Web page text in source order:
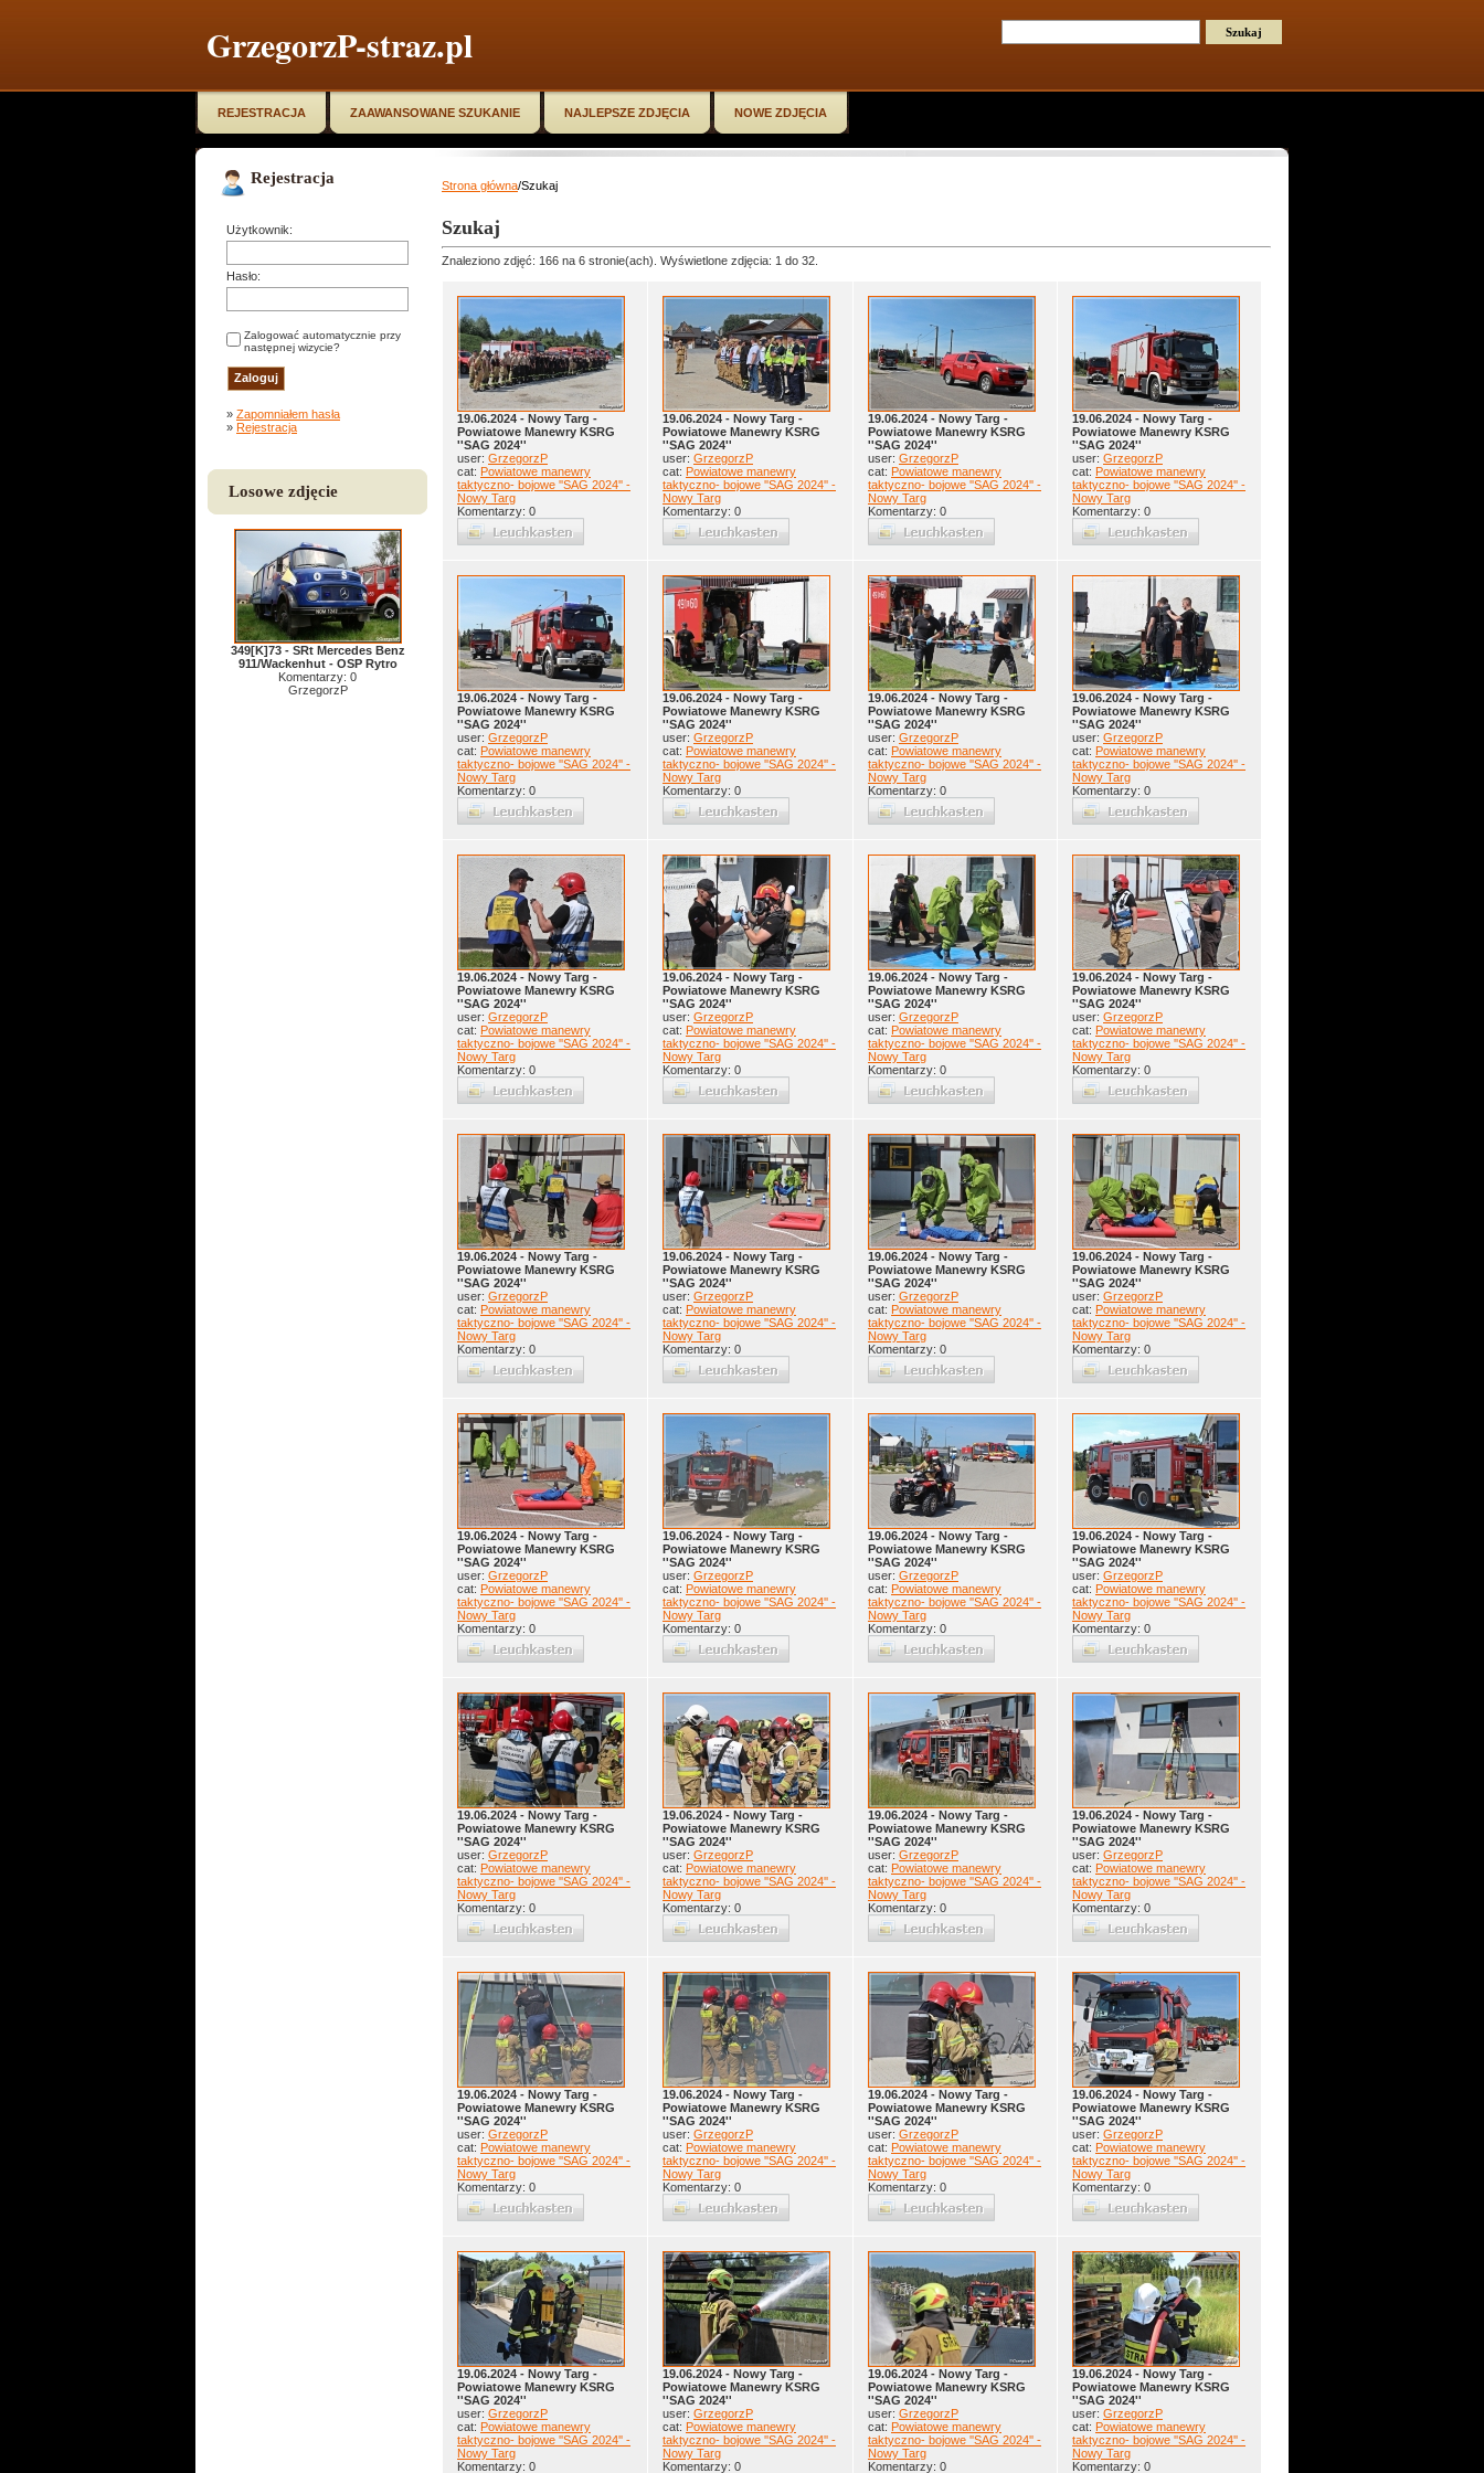
GrzegorzP-straz.pl
REJESTRACJA ZAAWANSOWANE SZUKANIE NAJLEPSZE ZDJĘCIA NOWE ZDJĘCIA
Rejestracja
Użytkownik:
Hasło:
Zalogować automatycznie przy
następnej wizycie?
» Zapomniałem hasła
» Rejestracja
Losowe zdjęcie
349[K]73 - SRt Mercedes Benz
911/Wackenhut - OSP Rytro
Komentarzy: 0
GrzegorzP
Strona główna/Szukaj
Szukaj
Znaleziono zdjęć: 166 na 6 stronie(ach). Wyświetlone zdjęcia: 1 do 32.
19.06.2024 - Nowy Targ -
Powiatowe Manewry KSRG
''SAG 2024''
user: GrzegorzP
cat: Powiatowe manewry
taktyczno- bojowe ''SAG 2024'' -
Nowy Targ
Komentarzy: 0
19.06.2024 - Nowy Targ -
Powiatowe Manewry KSRG
''SAG 2024''
user: GrzegorzP
cat: Powiatowe manewry
taktyczno- bojowe ''SAG 2024'' -
Nowy Targ
Komentarzy: 0
19.06.2024 - Nowy Targ -
Powiatowe Manewry KSRG
''SAG 2024''
user: GrzegorzP
cat: Powiatowe manewry
taktyczno- bojowe ''SAG 2024'' -
Nowy Targ
Komentarzy: 0
19.06.2024 - Nowy Targ -
Powiatowe Manewry KSRG
''SAG 2024''
user: GrzegorzP
cat: Powiatowe manewry
taktyczno- bojowe ''SAG 2024'' -
Nowy Targ
Komentarzy: 0
19.06.2024 - Nowy Targ -
Powiatowe Manewry KSRG
''SAG 2024''
user: GrzegorzP
cat: Powiatowe manewry
taktyczno- bojowe ''SAG 2024'' -
Nowy Targ
Komentarzy: 0
19.06.2024 - Nowy Targ -
Powiatowe Manewry KSRG
''SAG 2024''
user: GrzegorzP
cat: Powiatowe manewry
taktyczno- bojowe ''SAG 2024'' -
Nowy Targ
Komentarzy: 0
19.06.2024 - Nowy Targ -
Powiatowe Manewry KSRG
''SAG 2024''
user: GrzegorzP
cat: Powiatowe manewry
taktyczno- bojowe ''SAG 2024'' -
Nowy Targ
Komentarzy: 0
19.06.2024 - Nowy Targ -
Powiatowe Manewry KSRG
''SAG 2024''
user: GrzegorzP
cat: Powiatowe manewry
taktyczno- bojowe ''SAG 2024'' -
Nowy Targ
Komentarzy: 0
19.06.2024 - Nowy Targ -
Powiatowe Manewry KSRG
''SAG 2024''
user: GrzegorzP
cat: Powiatowe manewry
taktyczno- bojowe ''SAG 2024'' -
Nowy Targ
Komentarzy: 0
19.06.2024 - Nowy Targ -
Powiatowe Manewry KSRG
''SAG 2024''
user: GrzegorzP
cat: Powiatowe manewry
taktyczno- bojowe ''SAG 2024'' -
Nowy Targ
Komentarzy: 0
19.06.2024 - Nowy Targ -
Powiatowe Manewry KSRG
''SAG 2024''
user: GrzegorzP
cat: Powiatowe manewry
taktyczno- bojowe ''SAG 2024'' -
Nowy Targ
Komentarzy: 0
19.06.2024 - Nowy Targ -
Powiatowe Manewry KSRG
''SAG 2024''
user: GrzegorzP
cat: Powiatowe manewry
taktyczno- bojowe ''SAG 2024'' -
Nowy Targ
Komentarzy: 0
19.06.2024 - Nowy Targ -
Powiatowe Manewry KSRG
''SAG 2024''
user: GrzegorzP
cat: Powiatowe manewry
taktyczno- bojowe ''SAG 2024'' -
Nowy Targ
Komentarzy: 0
19.06.2024 - Nowy Targ -
Powiatowe Manewry KSRG
''SAG 2024''
user: GrzegorzP
cat: Powiatowe manewry
taktyczno- bojowe ''SAG 2024'' -
Nowy Targ
Komentarzy: 0
19.06.2024 - Nowy Targ -
Powiatowe Manewry KSRG
''SAG 2024''
user: GrzegorzP
cat: Powiatowe manewry
taktyczno- bojowe ''SAG 2024'' -
Nowy Targ
Komentarzy: 0
19.06.2024 - Nowy Targ -
Powiatowe Manewry KSRG
''SAG 2024''
user: GrzegorzP
cat: Powiatowe manewry
taktyczno- bojowe ''SAG 2024'' -
Nowy Targ
Komentarzy: 0
19.06.2024 - Nowy Targ -
Powiatowe Manewry KSRG
''SAG 2024''
user: GrzegorzP
cat: Powiatowe manewry
taktyczno- bojowe ''SAG 2024'' -
Nowy Targ
Komentarzy: 0
19.06.2024 - Nowy Targ -
Powiatowe Manewry KSRG
''SAG 2024''
user: GrzegorzP
cat: Powiatowe manewry
taktyczno- bojowe ''SAG 2024'' -
Nowy Targ
Komentarzy: 0
19.06.2024 - Nowy Targ -
Powiatowe Manewry KSRG
''SAG 2024''
user: GrzegorzP
cat: Powiatowe manewry
taktyczno- bojowe ''SAG 2024'' -
Nowy Targ
Komentarzy: 0
19.06.2024 - Nowy Targ -
Powiatowe Manewry KSRG
''SAG 2024''
user: GrzegorzP
cat: Powiatowe manewry
taktyczno- bojowe ''SAG 2024'' -
Nowy Targ
Komentarzy: 0
19.06.2024 - Nowy Targ -
Powiatowe Manewry KSRG
''SAG 2024''
user: GrzegorzP
cat: Powiatowe manewry
taktyczno- bojowe ''SAG 2024'' -
Nowy Targ
Komentarzy: 0
19.06.2024 - Nowy Targ -
Powiatowe Manewry KSRG
''SAG 2024''
user: GrzegorzP
cat: Powiatowe manewry
taktyczno- bojowe ''SAG 2024'' -
Nowy Targ
Komentarzy: 0
19.06.2024 - Nowy Targ -
Powiatowe Manewry KSRG
''SAG 2024''
user: GrzegorzP
cat: Powiatowe manewry
taktyczno- bojowe ''SAG 2024'' -
Nowy Targ
Komentarzy: 0
19.06.2024 - Nowy Targ -
Powiatowe Manewry KSRG
''SAG 2024''
user: GrzegorzP
cat: Powiatowe manewry
taktyczno- bojowe ''SAG 2024'' -
Nowy Targ
Komentarzy: 0
19.06.2024 - Nowy Targ -
Powiatowe Manewry KSRG
''SAG 2024''
user: GrzegorzP
cat: Powiatowe manewry
taktyczno- bojowe ''SAG 2024'' -
Nowy Targ
Komentarzy: 0
19.06.2024 - Nowy Targ -
Powiatowe Manewry KSRG
''SAG 2024''
user: GrzegorzP
cat: Powiatowe manewry
taktyczno- bojowe ''SAG 2024'' -
Nowy Targ
Komentarzy: 0
19.06.2024 - Nowy Targ -
Powiatowe Manewry KSRG
''SAG 2024''
user: GrzegorzP
cat: Powiatowe manewry
taktyczno- bojowe ''SAG 2024'' -
Nowy Targ
Komentarzy: 0
19.06.2024 - Nowy Targ -
Powiatowe Manewry KSRG
''SAG 2024''
user: GrzegorzP
cat: Powiatowe manewry
taktyczno- bojowe ''SAG 2024'' -
Nowy Targ
Komentarzy: 0
19.06.2024 - Nowy Targ -
Powiatowe Manewry KSRG
''SAG 2024''
user: GrzegorzP
cat: Powiatowe manewry
taktyczno- bojowe ''SAG 2024'' -
Nowy Targ
Komentarzy: 0
19.06.2024 - Nowy Targ -
Powiatowe Manewry KSRG
''SAG 2024''
user: GrzegorzP
cat: Powiatowe manewry
taktyczno- bojowe ''SAG 2024'' -
Nowy Targ
Komentarzy: 0
19.06.2024 - Nowy Targ -
Powiatowe Manewry KSRG
''SAG 2024''
user: GrzegorzP
cat: Powiatowe manewry
taktyczno- bojowe ''SAG 2024'' -
Nowy Targ
Komentarzy: 0
19.06.2024 - Nowy Targ -
Powiatowe Manewry KSRG
''SAG 2024''
user: GrzegorzP
cat: Powiatowe manewry
taktyczno- bojowe ''SAG 2024'' -
Nowy Targ
Komentarzy: 0